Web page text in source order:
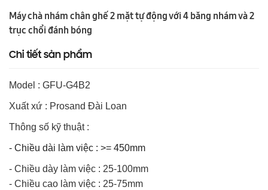
Máy chà nhám chân ghế 2 mặt tự động với 4 băng nhám và 2
trục chổi đánh bóng
Chi tiết sản phẩm
Model : GFU-G4B2
Xuất xứ : Prosand Đài Loan
Thông số kỹ thuật :
- Chiều dài làm việc : >= 450mm
- Chiều dày làm việc : 25-100mm
- Chiều cao làm việc : 25-75mm